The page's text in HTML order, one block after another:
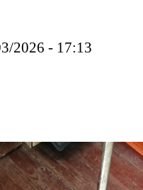
2026 - 17:13